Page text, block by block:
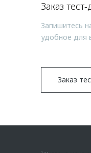
Заказ
Запишитесь
удобное для
Заказ